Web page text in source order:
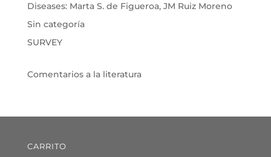
Diseases: Marta S. de Figueroa, JM Ruiz Moreno
Sin categoría
SURVEY
Comentarios a la literatura
CARRITO